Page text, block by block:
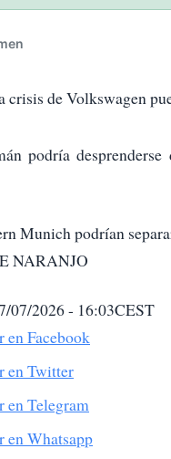
crisis de Volkswagen
podría
Munich podrían
NARANJO
07/2026 - 16:03CEST
en Facebook
en Twitter
en Telegram
en Whatsapp